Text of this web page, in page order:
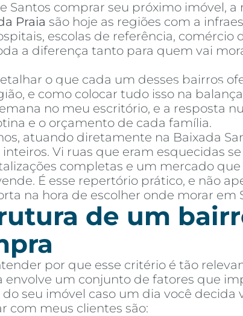
Blog Por Dentro da Invista AR Educação Contato
Santos comprar seu próximo imóvel, a
Praia são hoje as regiões com a
escolas de referência,
a diferença tanto para quem vai
o que cada um desses bairros
e como colocar tudo isso na
no meu escritório, e a resposta
e o orçamento de cada família.
atuando diretamente na Baixada
Vi ruas que eram esquecidas
completas e um mercado
É esse repertório prático, e não
na hora de escolher onde morar em
de um
por que esse critério é tão
envolve um conjunto de fatores que
seu imóvel caso um dia você decida
com meus clientes são: